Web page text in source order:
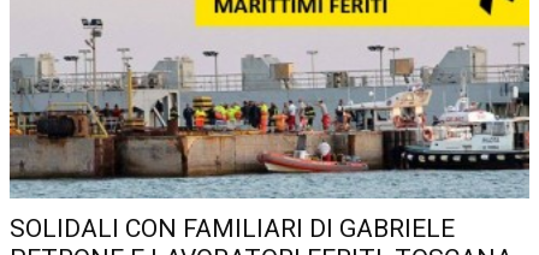
SOLIDALI CON FAMILIARI DI GABRIELE